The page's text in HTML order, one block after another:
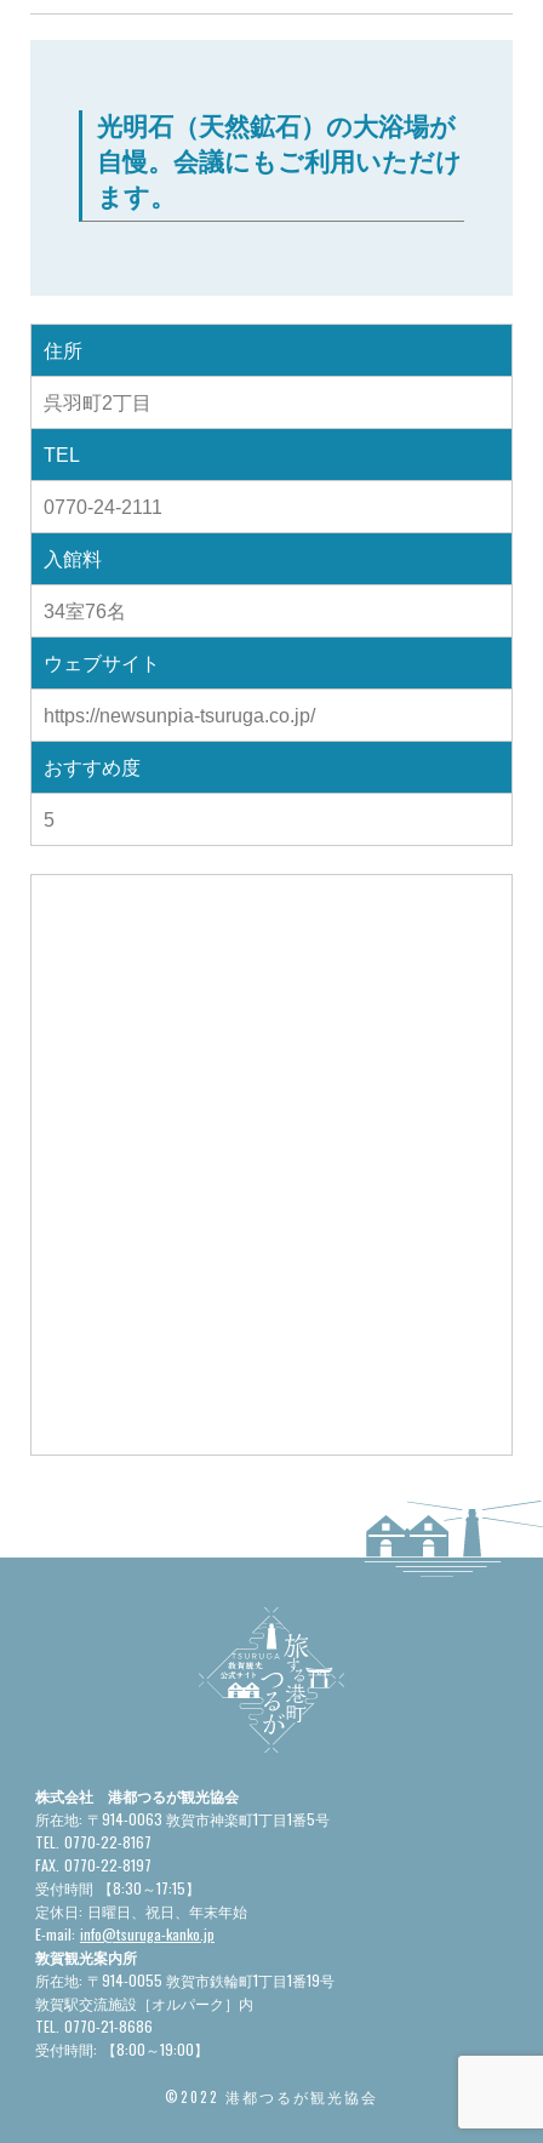
光明石（天然鉱石）の大浴場が
自慢。会議にもご利用いただけ
ます。
住所
呉羽町2丁目
TEL
0770-24-2111
入館料
34室76名
ウェブサイト
https://newsunpia-tsuruga.co.jp/
おすすめ度
5
株式会社 港都つるが観光協会
所在地: 〒914-0063 敦賀市神楽町1丁目1番5号
TEL. 0770-22-8167
FAX. 0770-22-8197
受付時間
【8:30～17:15】
定休日: 日曜日、祝日、年末年始
E-mail: info@tsuruga-kanko.jp
敦賀観光案内所
所在地: 〒914-0055 敦賀市鉄輪町1丁目1番19号
敦賀駅交流施設［オルパーク］内
TEL. 0770-21-8686
受付時間:
【8:00～19:00】
©2022 港都つるが観光協会